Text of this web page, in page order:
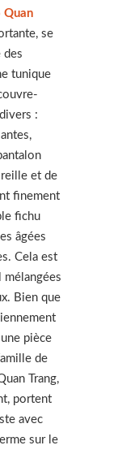
Quan
se
des
tunique
:
et de
finement
fichu
âgées
Cela est
mélangées
Bien que
pièce
de
Trang,
portent
avec
sur le